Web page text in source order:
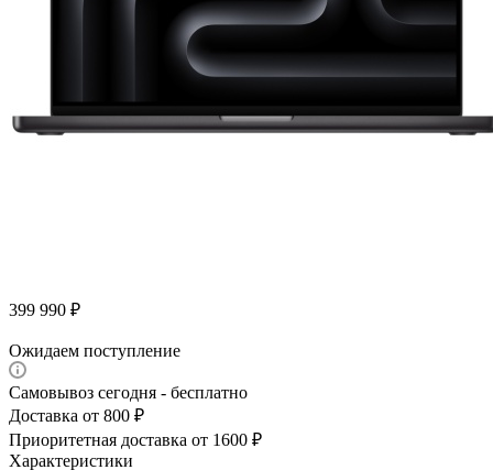
399 990 ₽
Ожидаем поступление
Самовывоз сегодня - бесплатно
Доставка от 800 ₽
Приоритетная доставка от 1600 ₽
Характеристики